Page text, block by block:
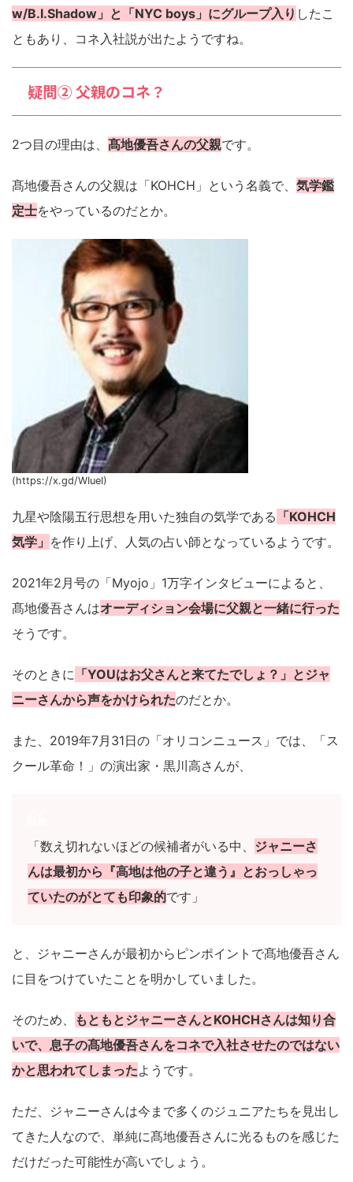
w/B.I.Shadow」と「NYC boys」にグループ入り したこ
ともあり、コネ入社説が出たようですね。
疑問② 父親のコネ？
2つ目の理由は、 髙地優吾さんの父親です。
髙地優吾さんの父親は「KOHCH」という名義で、 気学鑑
定士をやっているのだとか。
(https://x.gd/WIueI)
九星や陰陽五行思想を用いた独自の気学である 「KOHCH
気学」 を作り上げ、人気の占い師となっているようです。
2021年2月号の「Myojo」1万字インタビューによると、
髙地優吾さんはオーディション会場に父親と一緒に行った
そうです。
そのときに 「YOUはお父さんと来てたでしょ？」とジャ
ニーさんから声をかけられたのだとか。
また、2019年7月31日の「オリコンニュース」では、「ス
クール革命！」の演出家・黒川高さんが、
「数え切れないほどの候補者がいる中、 ジャニーさ
んは最初から『高地は他の子と違う』とおっしゃっ
ていたのがとても印象的です」
と、ジャニーさんが最初からピンポイントで髙地優吾さん
に目をつけていたことを明かしていました。
そのため、
もともとジャニーさんとKOHCHさんは知り合
いで、息子の髙地優吾さんをコネで入社させたのではない
かと思われてしまったようです。
ただ、ジャニーさんは今まで多くのジュニアたちを見出し
てきた人なので、単純に髙地優吾さんに光るものを感じた
だけだった可能性が高いでしょう。